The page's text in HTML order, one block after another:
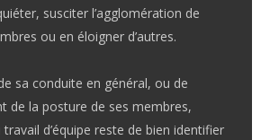
susciter l’agglomération de
ou en éloigner d’autres.
de sa conduite en général, ou de
de la posture de ses membres,
travail d’équipe reste de bien identifier